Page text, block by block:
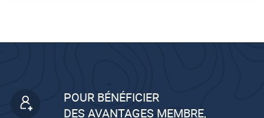
POUR BÉNÉFICIER
DES AVANTAGES MEMBRE,